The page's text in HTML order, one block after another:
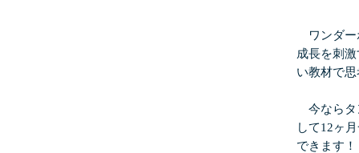
ワンダー
成長を刺
い教材で
今ならタ
して12ヶ
できます！